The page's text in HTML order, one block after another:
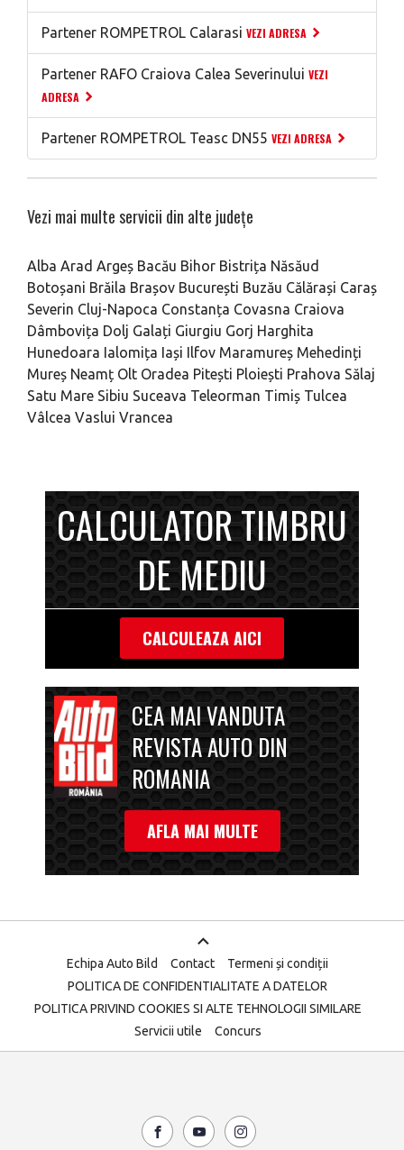
Partener ROMPETROL Calarasi VEZI ADRESA
Partener RAFO Craiova Calea Severinului VEZI
ADRESA
Partener ROMPETROL Teasc DN55 VEZI ADRESA
Vezi mai multe servicii din alte județe
Alba Arad Argeș Bacău Bihor Bistrița Năsăud
Botoșani Brăila Brașov București Buzău Călărași Caraș
Severin Cluj-Napoca Constanța Covasna Craiova
Dâmbovița Dolj Galați Giurgiu Gorj Harghita
Hunedoara Ialomița Iași Ilfov Maramureș Mehedinți
Mureș Neamț Olt Oradea Pitești Ploiești Prahova Sălaj
Satu Mare Sibiu Suceava Teleorman Timiș Tulcea
Vâlcea Vaslui Vrancea
CALCULATOR TIMBRU
DE MEDIU
CALCULEAZA AICI
CEA MAI VANDUTA
REVISTA AUTO DIN
ROMANIA
AFLA MAI MULTE
Echipa Auto Bild Contact
Termeni și condiții
POLITICA DE CONFIDENTIALITATE A DATELOR
POLITICA PRIVIND COOKIES SI ALTE TEHNOLOGII SIMILARE
Servicii utile
Concurs